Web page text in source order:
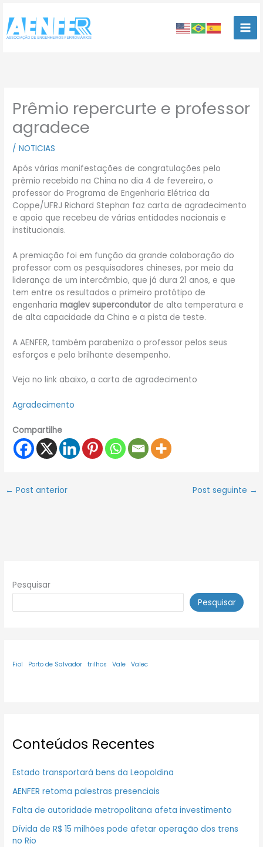
para
conteúdo
Prêmio repercurte e professor
agradece
/NOTICIAS
Após várias manifestações de congratulações pelo
prêmio recebido na China no dia 4 de fevereiro, o
professor do Programa de Engenharia Elétrica da
Coppe/UFRJ Richard Stephan faz carta de agradecimento
e apoio que recebeu de várias entidades nacionais e
institucionais.
A premiação foi em função da grande colaboração do
professor com os pesquisadores chineses, por meio da
liderança de um intercâmbio, que já dura 21 anos, e que
tem entre os resultados o primeiro protótipo de
engenhariamaglev supercondutor de alta temperatura e
de alta capacidade da China e a pista de teste.
A AENFER, também parabeniza o professor pelos seus
esforços e pelo brilhante desempenho.
Veja no link abaixo, a carta de agradecimento
Agradecimento
Compartilhe
← Post anterior Post seguinte →
Pesquisar
Pesquisar
Fiol Porto de Salvador trilhos Vale Valec
Conteúdos Recentes
Estado transportará bens da Leopoldina
AENFER retoma palestras presenciais
Falta de autoridade metropolitana afeta investimento
Dívida de R$ 15 milhões pode afetar operação dos trens
no Rio